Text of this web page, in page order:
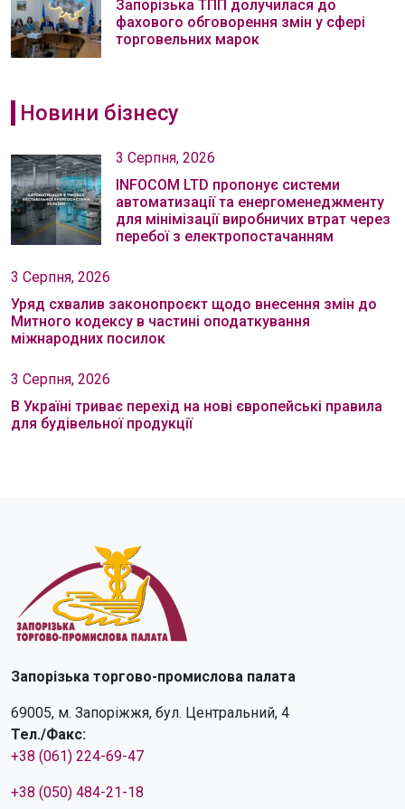
Запорізька ТПП долучилася до
фахового обговорення змін у сфері
торговельних марок
Новини бізнесу
3 Серпня, 2026
INFOCOM LTD пропонує системи
автоматизації та енергоменеджменту
для мінімізації виробничих втрат через
перебої з електропостачанням
3 Серпня, 2026
Уряд схвалив законопроєкт щодо внесення змін до
Митного кодексу в частині оподаткування
міжнародних посилок
3 Серпня, 2026
В Україні триває перехід на нові європейські правила
для будівельної продукції
Запорізька торгово-промислова палата
69005, м. Запоріжжя, бул. Центральний, 4
Тел./Факс:
+38 (061) 224-69-47
+38 (050) 484-21-18